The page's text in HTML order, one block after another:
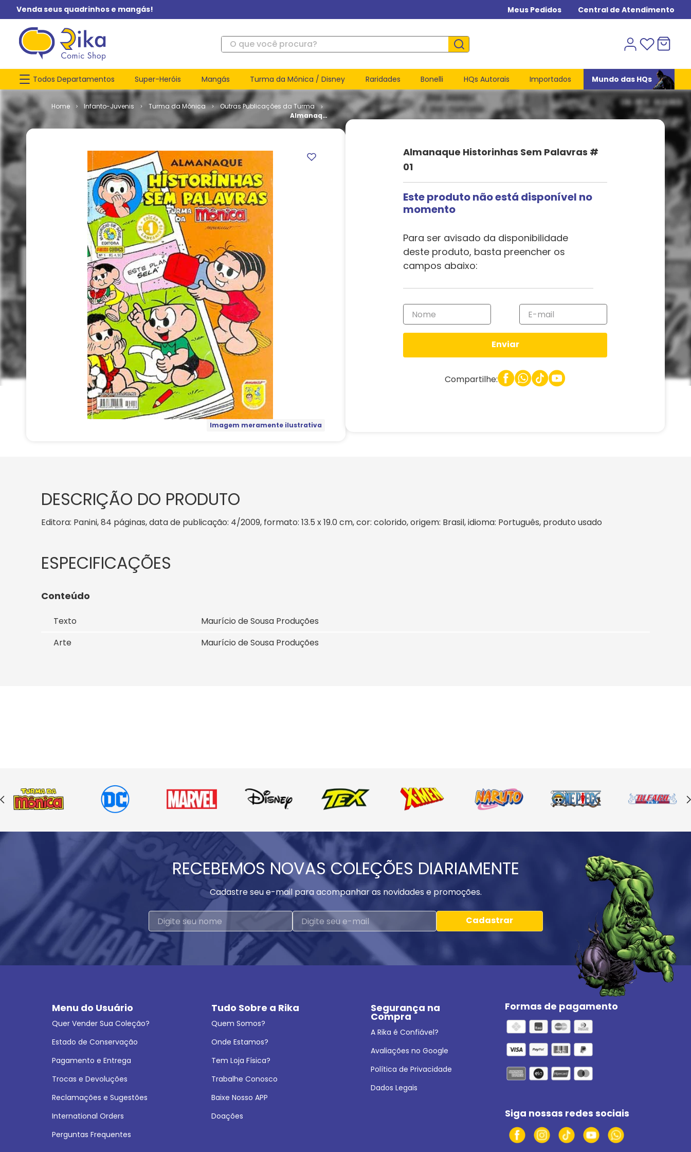
Venda seus quadrinhos e mangás! Meus Pedidos Central de Atendimento
O que você procura?
Todos Departamentos Super-Heróis Mangás Turma da Mônica / Disney Raridades Bonelli HQs Autorais Importados Mundo das HQs
Infanto-Juvenis Turma da Mônica
Outras Publicações da Turma
Almanaque
Historinhas
Imagem meramente ilustrativa
Almanaque Historinhas Sem Palavras #
01
Este produto não está disponível no
momento
Para ser avisado da disponibilidade
deste produto, basta preencher os
campos abaixo:
Enviar
Compartilhe:
DESCRIÇÃO DO PRODUTO
Editora: Panini, 84 páginas, data de publicação: 4/2009, formato: 13.5 x 19.0 cm, cor: colorido, origem: Brasil, idioma: Português, produto usado
Conteúdo
Texto
Maurício de Sousa Produções
Arte
Maurício de Sousa Produções
RECEBEMOS NOVAS COLEÇÕES DIARIAMENTE
Cadastre seu e-mail para acompanhar as novidades e promoções.
Cadastrar
Menu do Usuário
Quer Vender Sua Coleção?
Estado de Conservação
Pagamento e Entrega
Trocas e Devoluções
Reclamações e Sugestões
International Orders
Perguntas Frequentes
Tudo Sobre a Rika
Quem Somos?
Onde Estamos?
Tem Loja Física?
Trabalhe Conosco
Baixe Nosso APP
Doações
Segurança na
Compra
A Rika é Confiável?
Avaliações no Google
Política de Privacidade
Dados Legais
Formas de pagamento
Siga nossas redes sociais